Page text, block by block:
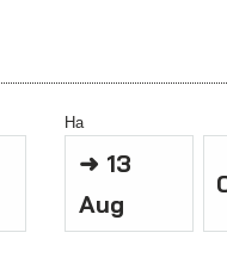
На
➜ 13
Aug